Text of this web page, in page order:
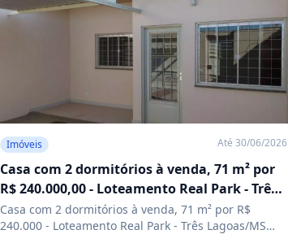
Imóveis Até30/06/2026
Casa com 2 dormitórios à venda, 71 m² por
R$ 240.000,00 - Loteamento Real Park - Três
Lagoas/MS
Casa com 2 dormitórios à venda, 71 m² por R$
240.000 - Loteamento Real Park - Três Lagoas/MS